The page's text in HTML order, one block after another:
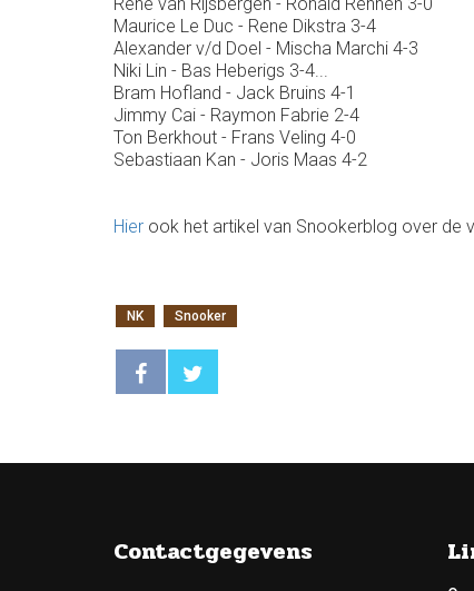
Maurice Le Duc - Rene Dikstra 3-4
Alexander v/d Doel - Mischa Marchi 4-3
Niki Lin - Bas Heberigs 3-4...
Bram Hofland - Jack Bruins 4-1
Jimmy Cai - Raymon Fabrie 2-4
Ton Berkhout - Frans Veling 4-0
Sebastiaan Kan - Joris Maas 4-2
Hier ook het artikel van Snookerblog over de
NK Snooker
Contactgegevens